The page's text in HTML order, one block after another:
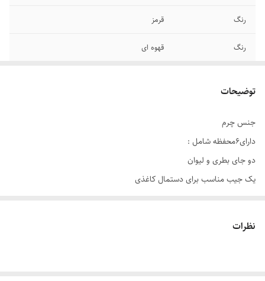
رنگ قرمز
رنگ قهوه ای
توضیحات
جنس چرم
دارای6محفظه شامل :
دو جای بطری و لیوان
یک جیب مناسب برای دستمال کاغذی
نصب آسان و راحت
نظرات